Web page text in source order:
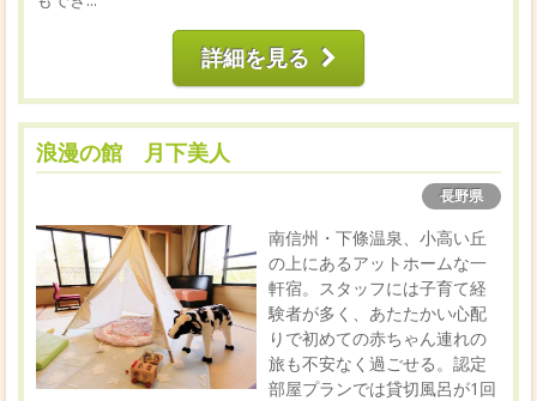
詳細を見る
浪漫の館 月下美人
長野県
南信州・下條温泉、小高い丘
の上にあるアットホームな一
軒宿。スタッフには子育て経
験者が多く、あたたかい心配
りで初めての赤ちゃん連れの
旅も不安なく過ごせる。認定
部屋プランでは貸切風呂が1回